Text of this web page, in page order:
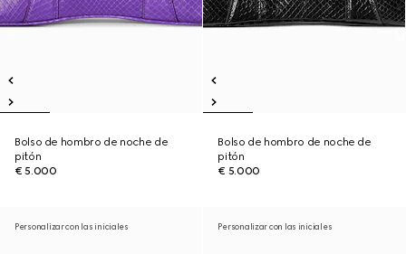
Bolso de hombro de noche de
pitón
€ 5.000
Bolso de hombro de noche de
pitón
€ 5.000
Personalizar con las iniciales Personalizar con las iniciales